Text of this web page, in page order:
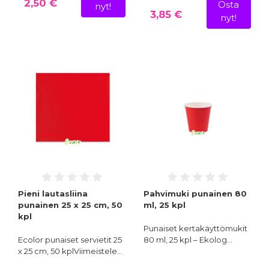
2,50 €
nyt!
3,85 €
Osta
nyt!
Pieni lautasliina
punainen 25 x 25 cm, 50
kpl
Ecolor punaiset servietit 25
x 25 cm, 50 kplViimeistele…
Pahvimuki punainen 80
ml, 25 kpl
Punaiset kertakäyttömukit
80 ml, 25 kpl – Ekolog…